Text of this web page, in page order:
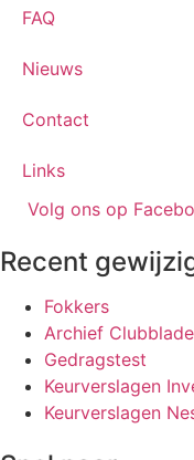
FAQ
Nieuws
Contact
Links
Volg ons op
Recent
Fokkers
Archief
Gedragstest
Keurverslagen
Keurverslagen